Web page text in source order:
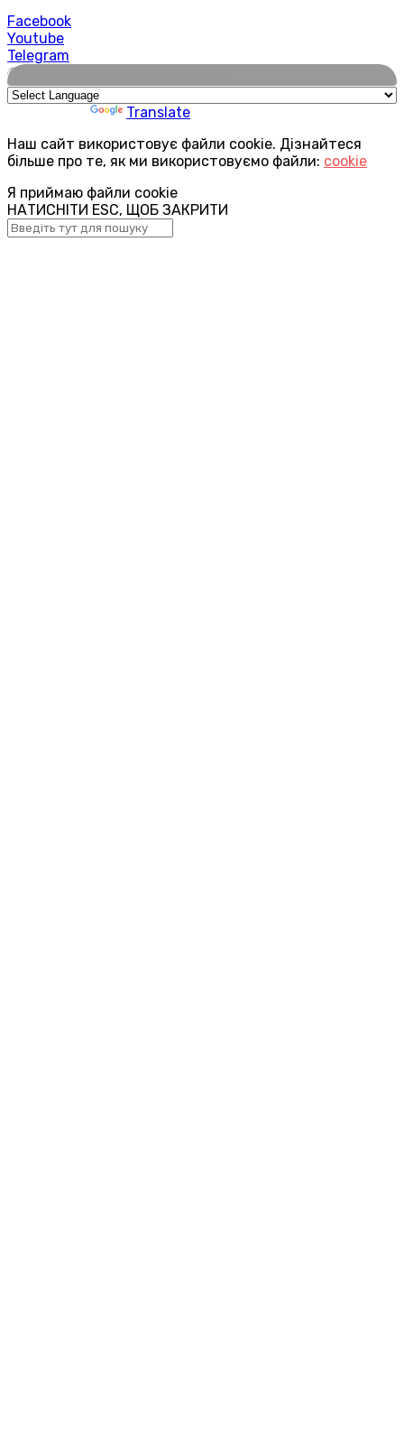
Facebook
Youtube
Telegram
🌍
Translate
Наш сайт використовує файли cookie. Дізнайтеся
більше про те, як ми використовуємо файли: cookie
Я приймаю файли cookie
НАТИСНІТИ ESC, ЩОБ ЗАКРИТИ